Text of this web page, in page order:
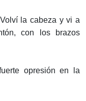
la cabeza y vi a
con los brazos
opresión en la